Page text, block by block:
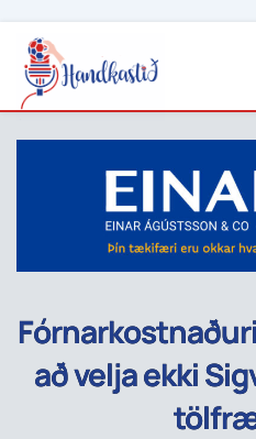
að velja ekki